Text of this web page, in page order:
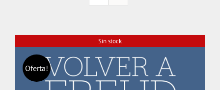
Sin stock
Oferta!